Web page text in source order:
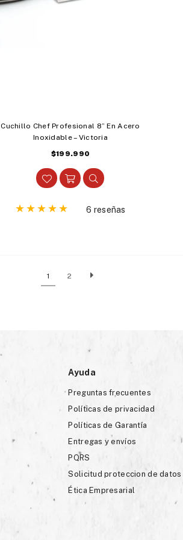
Cuchillo Chef Profesional 8” En Acero
Inoxidable – Victoria
Precio
habitual
$199.990
6 reseñas
1 2
Ayuda
Preguntas frecuentes
Políticas de privacidad
Políticas de Garantía
Entregas y envíos
PQRS
Solicitud proteccion de datos
Ética Empresarial